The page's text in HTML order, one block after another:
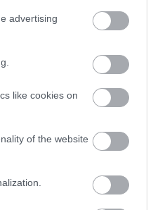
advertising
like cookies on
of the website
The Matrix
Binder Laura
zavar (1)
) Blackguard
Black Anima
matter (1
Black X-mas
Bloodstock
Bologna (1
70) borítókép
Break In (
Bring Me To Life